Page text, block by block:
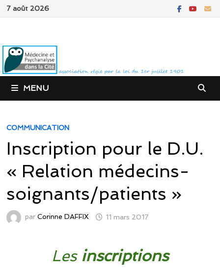
Passer
7 août 2026
MENU
COMMUNICATION
Inscription pour le D.U.
« Relation médecins-
soignants/patients »
par Corinne DAFFIX 11 mars 2017
Les inscriptions